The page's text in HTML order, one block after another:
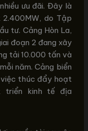
ưu đãi. Đây là
do Tập
tư. Cảng Hòn La,
đoạn 2 đang xây
tải 10.000 tấn và
năm. Cảng biển
việc thúc đẩy hoạt
triển kinh tế địa